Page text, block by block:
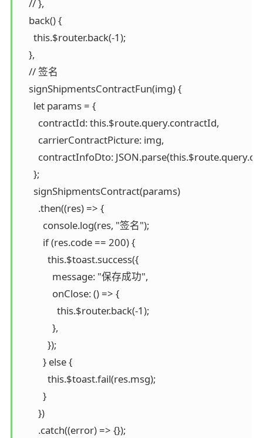
    // },
    back() {
      this.$router.back(-1);
    },
    // 签名
    signShipmentsContractFun(img) {
      let params = {
        contractId: this.$route.query.contractId,
        carrierContractPicture: img,
contractInfoDto:
      };
      signShipmentsContract(params)
        .then((res) => {
          console.log(res, "签名");
          if (res.code == 200) {
            this.$toast.success({
              message: "保存成功",
              onClose: () => {
                this.$router.back(-1);
              },
            });
          } else {
            this.$toast.fail(res.msg);
          }
        })
        .catch((error) => {});